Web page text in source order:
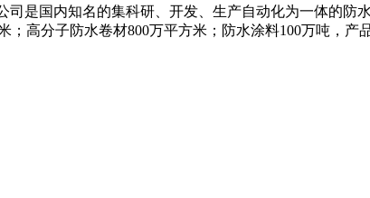
司是国内知名的集科研、开发、生产自动化为一体的防
；高分子防水卷材800万平方米；防水涂料100万吨，产